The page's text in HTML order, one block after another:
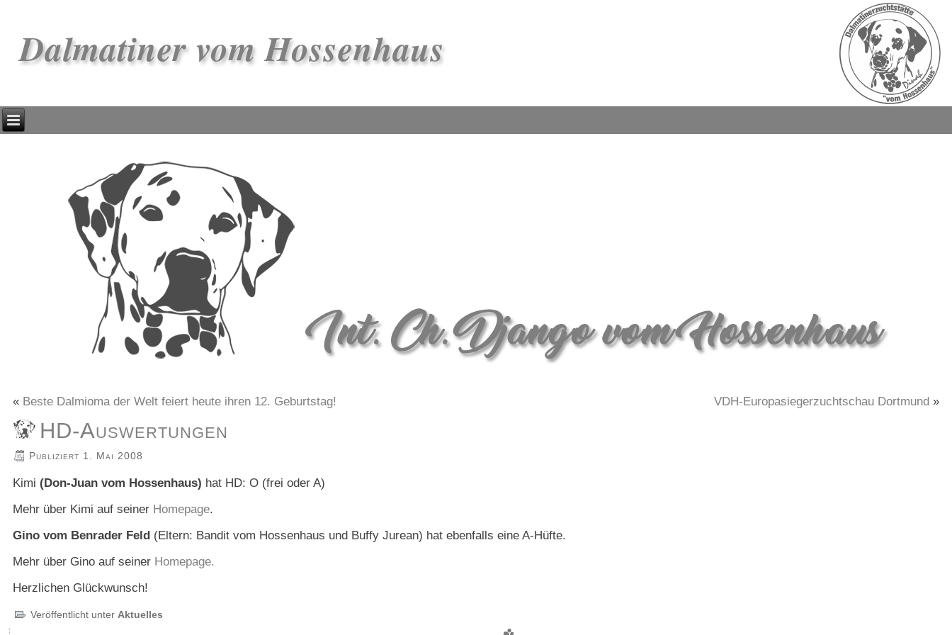
Dalmatiner vom Hossenhaus
« Beste Dalmioma der Welt feiert heute ihren 12. Geburtstag! VDH-Europasiegerzuchtschau Dortmund»
HD-Auswertungen
Publiziert 1. Mai 2008
Kimi(Don-Juan vom Hossenhaus) hat HD: O (frei oder A)
Mehr über Kimi auf seiner Homepage.
Gino vom Benrader Feld (Eltern: Bandit vom Hossenhaus und Buffy Jurean) hat ebenfalls eine A-Hüfte.
Mehr über Gino auf seiner Homepage.
Herzlichen Glückwunsch!
Veröffentlicht unter Aktuelles